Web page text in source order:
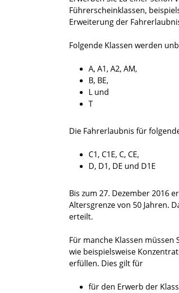
Führerscheinklassen,
Erweiterung der
Folgende Klassen werden
A, A1, A2, AM,
B, BE,
L und
T
Die Fahrerlaubnis für
C1, C1E, C, CE,
D, D1, DE und D1E
Bis zum 27. Dezember 2016
Altersgrenze von 50 Jahren.
erteilt.
Für manche Klassen müssen
wie beispielsweise
erfüllen. Dies gilt für
für den Erwerb der